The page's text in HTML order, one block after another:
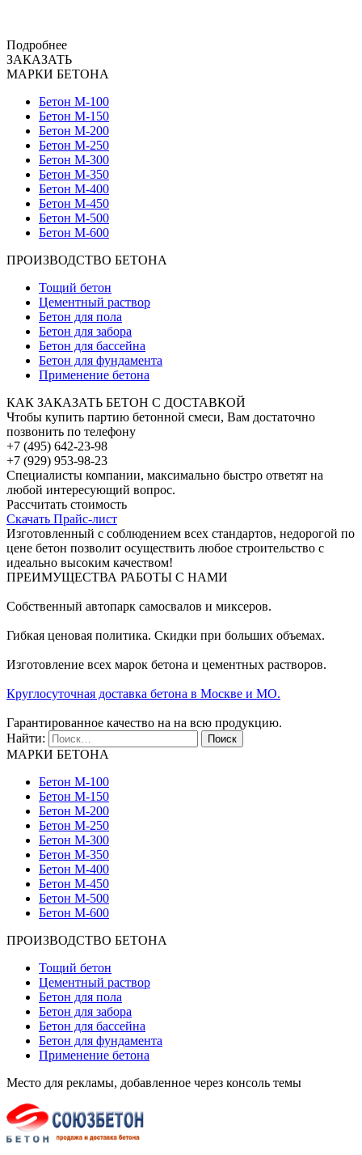
Подробнее
ЗАКАЗАТЬ
МАРКИ БЕТОНА
Бетон М-100
Бетон М-150
Бетон М-200
Бетон М-250
Бетон М-300
Бетон М-350
Бетон М-400
Бетон М-450
Бетон М-500
Бетон М-600
ПРОИЗВОДСТВО БЕТОНА
Тощий бетон
Цементный раствор
Бетон для пола
Бетон для забора
Бетон для бассейна
Бетон для фундамента
Применение бетона
КАК ЗАКАЗАТЬ БЕТОН С ДОСТАВКОЙ
Чтобы купить партию бетонной смеси, Вам достаточно
позвонить по телефону
+7 (495) 642-23-98
+7 (929) 953-98-23
Специалисты компании, максимально быстро ответят на
любой интересующий вопрос.
Рассчитать стоимость
Скачать Прайс-лист
Изготовленный с соблюдением всех стандартов, недорогой по
цене бетон позволит осуществить любое строительство с
идеально высоким качеством!
ПРЕИМУЩЕСТВА РАБОТЫ С НАМИ
Собственный автопарк самосвалов и миксеров.
Гибкая ценовая политика. Скидки при больших объемах.
Изготовление всех марок бетона и цементных растворов.
Круглосуточная доставка бетона в Москве и МО.
Гарантированное качество на на всю продукцию.
Найти:
МАРКИ БЕТОНА
Бетон М-100
Бетон М-150
Бетон М-200
Бетон М-250
Бетон М-300
Бетон М-350
Бетон М-400
Бетон М-450
Бетон М-500
Бетон М-600
ПРОИЗВОДСТВО БЕТОНА
Тощий бетон
Цементный раствор
Бетон для пола
Бетон для забора
Бетон для бассейна
Бетон для фундамента
Применение бетона
Место для рекламы, добавленное через консоль темы